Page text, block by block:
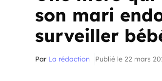
son mari
surveiller
Par La rédaction Publié le 22 mars